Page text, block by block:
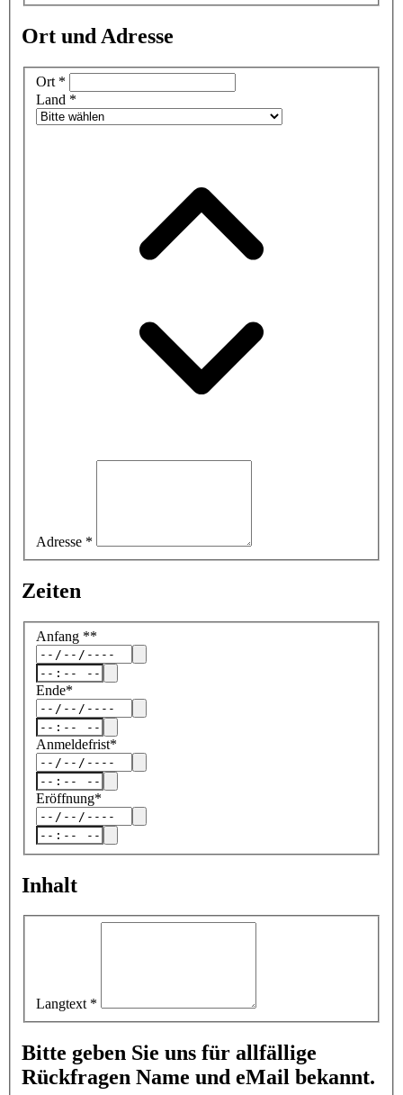
Ort und Adresse
Ort *
Land *
Adresse *
Zeiten
Anfang **
Ende*
Anmeldefrist*
Eröffnung*
Inhalt
Langtext *
Bitte geben Sie uns für allfällige
Rückfragen Name und eMail bekannt.